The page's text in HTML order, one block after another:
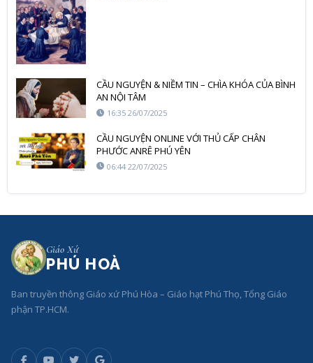
CẦU NGUYỆN & NIỀM TIN – CHÌA KHÓA CỦA BÌNH
AN NỘI TÂM
16:35 26/07/2025
CẦU NGUYỆN ONLINE VỚI THỦ CẤP CHÂN
PHƯỚC ANRÊ PHÚ YÊN
06:44 22/07/2025
Giáo Xứ
PHÚ HOÀ
Ban truyền thông Giáo xứ Phú Hòa – Giáo hạt Phú Thọ, Tổng Giáo
phận TP.HCM.